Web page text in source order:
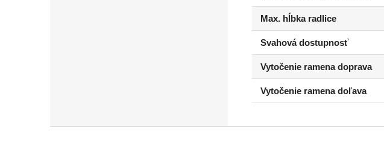
Max. hĺbka radlice
Svahová dostupnosť
Vytočenie ramena doprava
Vytočenie ramena doľava